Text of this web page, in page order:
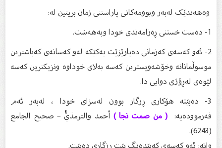
وەهەندێک لەبەر وبوومەکانی پاراستنی زمان بریتین لە:
2- ئەو کەسەی کەزمانی دەپارێزێت یەکێکە لەو کەسانەی کەباشترین
موسوڵمانانە وخۆشەویسترین کەسە بەلای خوداوە ونزیکترین کەسە
لێوەی لەڕۆژی دوایی دا.
3- دەبێتە هۆکاری ڕزگار بوون لەسزای خودا ، لەبەر ئەم
فەرموودەیە:( من صمت نجا )أحمد والترمذيُّ – صحيح الجامع
واتە: ئەو کەسەی کەبێدەنگ بێت ڕزگاری دەبێت.